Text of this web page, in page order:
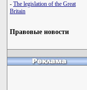
- The legislation of the Great
Britain
Правовые новости